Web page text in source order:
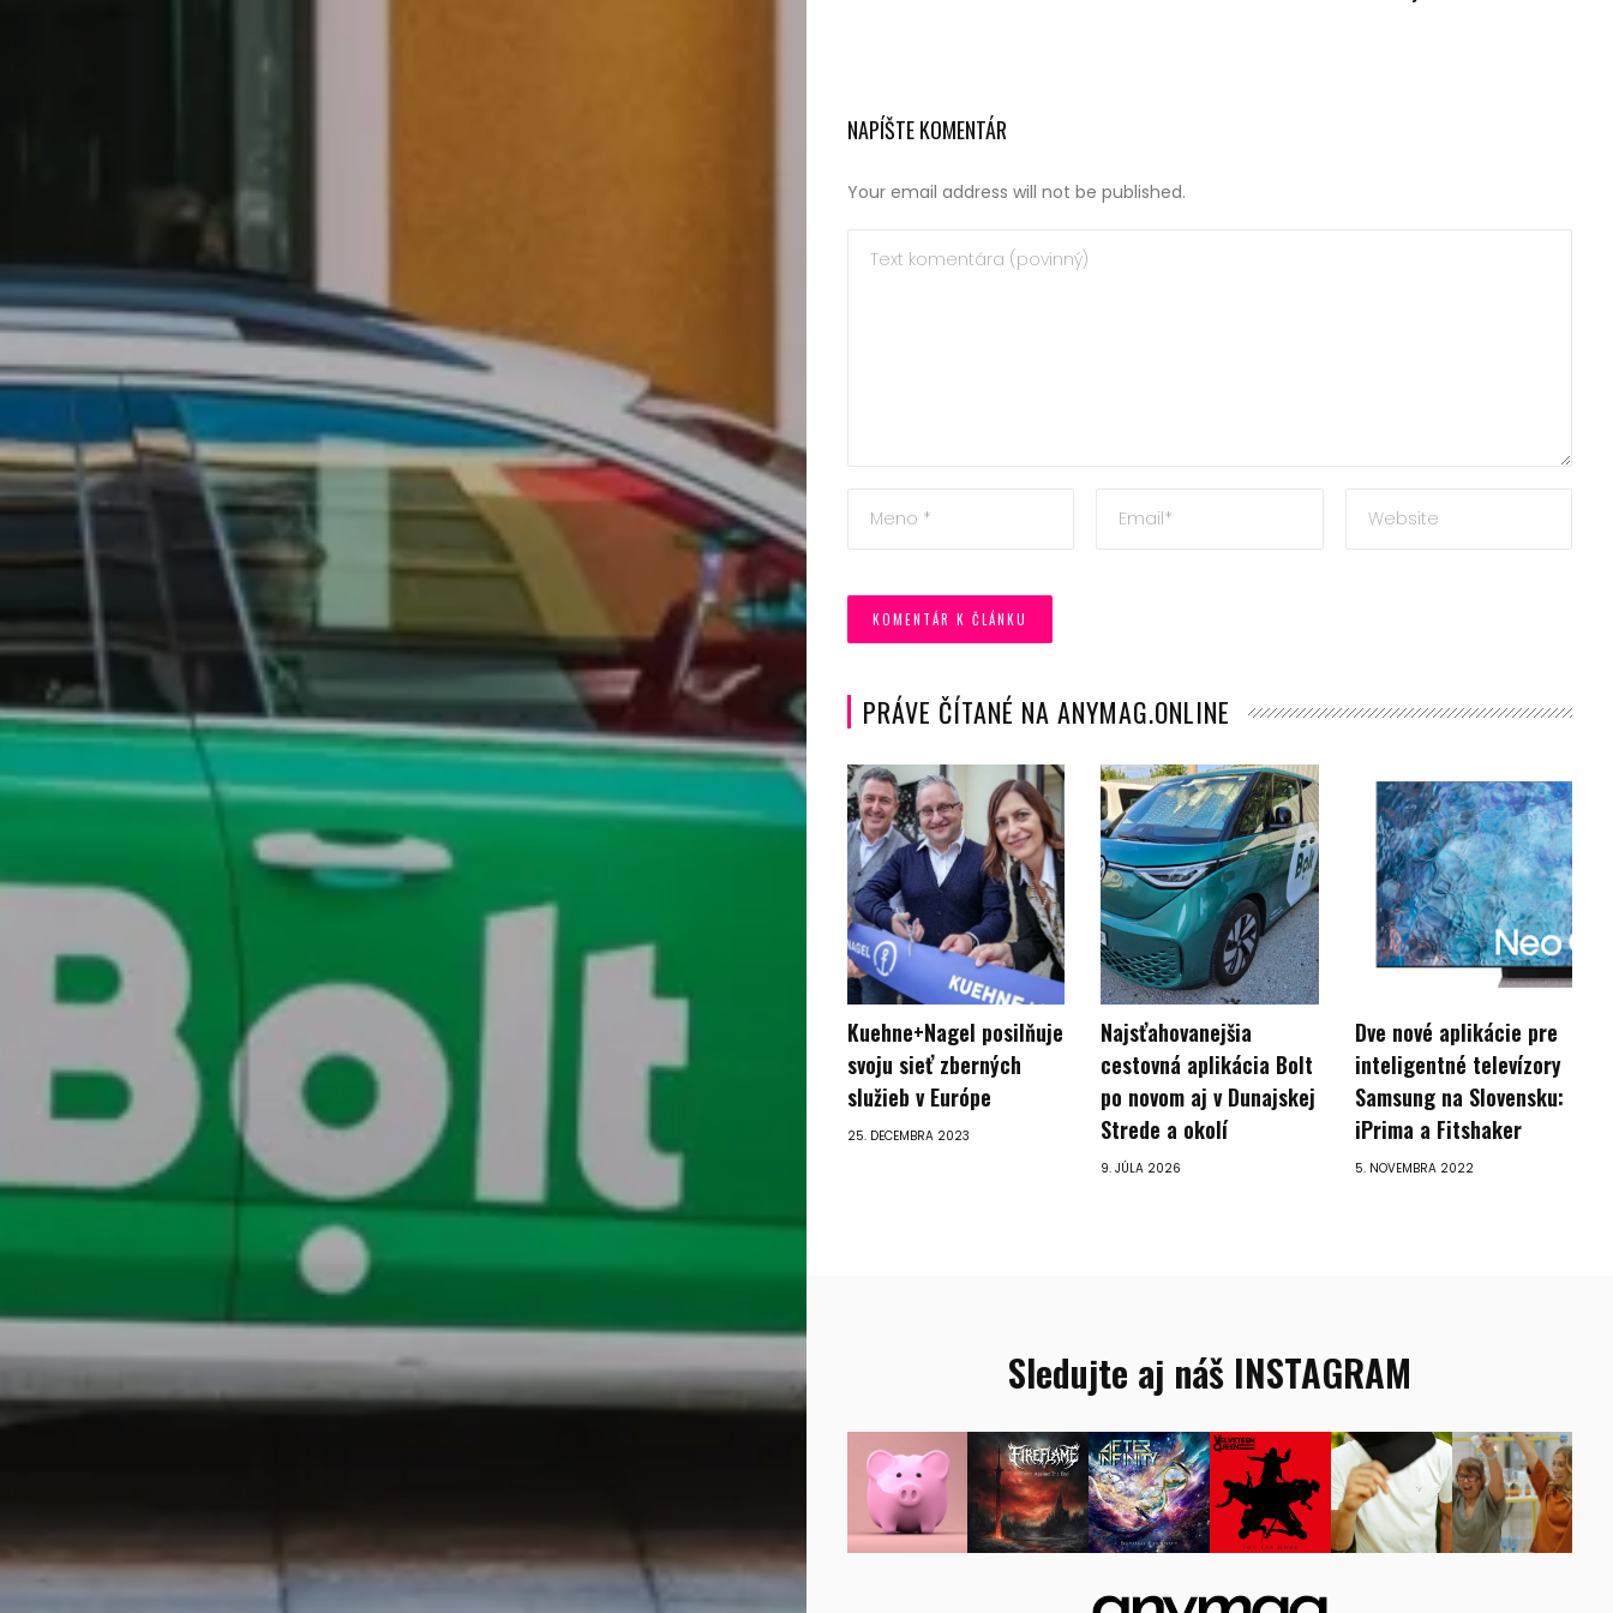
Sprievodca
kúpou,
recenzie
NAPÍŠTE KOMENTÁR
Your email address will not be published.
PRÁVE ČÍTANÉ NA ANYMAG.ONLINE
Kuehne+Nagel posilňuje
svoju sieť zberných
služieb v Európe
25. DECEMBRA 2023
Najsťahovanejšia
cestovná aplikácia Bolt
po novom aj v Dunajskej
Strede a okolí
9. JÚLA 2026
Dve nové aplikácie pre
inteligentné televízory
Samsung na Slovensku:
iPrima a Fitshaker
5. NOVEMBRA 2022
Sledujte aj náš INSTAGRAM